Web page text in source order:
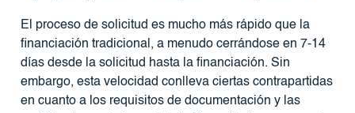
El proceso de solicitud es mucho más rápido que la
financiación tradicional, a menudo cerrándose en 7-14
días desde la solicitud hasta la financiación. Sin
embargo, esta velocidad conlleva ciertas contrapartidas
en cuanto a los requisitos de documentación y las